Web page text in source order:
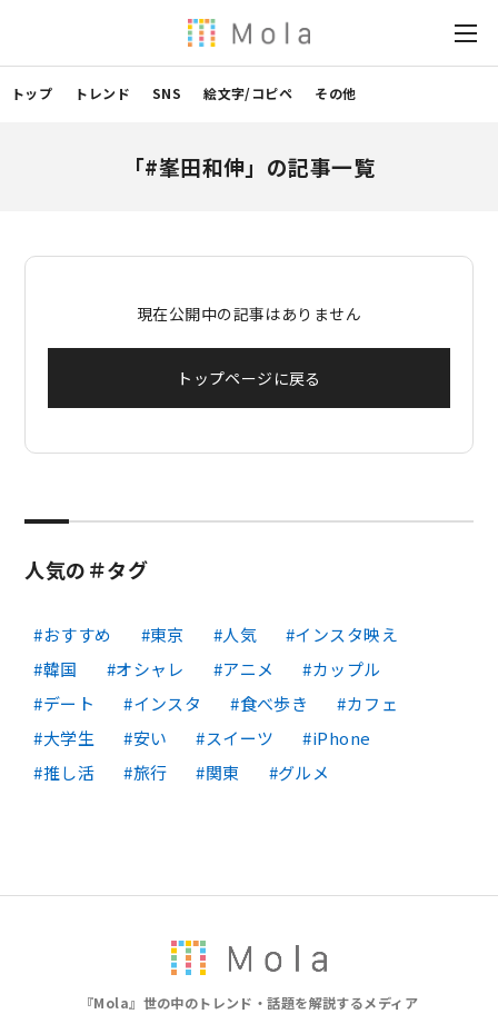
トップ トレンド SNS 絵文字/コピペ その他
「#峯田和伸」の記事一覧
現在公開中の記事はありません
トップページに戻る
人気の＃タグ
おすすめ 東京 人気
インスタ映え
韓国
オシャレ アニメ
カップル
デート
インスタ 食べ歩き
カフェ
大学生
安い スイーツ
iPhone
推し活
旅行 関東 グルメ
『Mola』世の中のトレンド・話題を解説するメディア